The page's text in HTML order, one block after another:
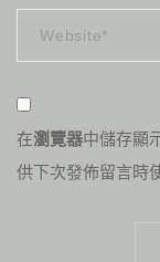
在瀏覽器中儲存顯
供下次發佈留言時